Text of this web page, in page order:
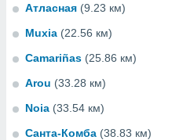
Атласная (9.23 км)
Muxia (22.56 км)
Camariñas (25.86 км)
Arou (33.28 км)
Noia (33.54 км)
Санта-Комба (38.83 км)